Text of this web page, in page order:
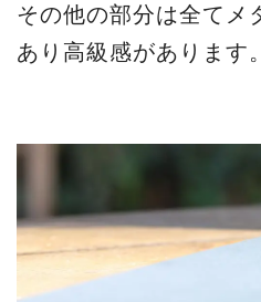
その他の部分は全てメ
あり高級感があります。